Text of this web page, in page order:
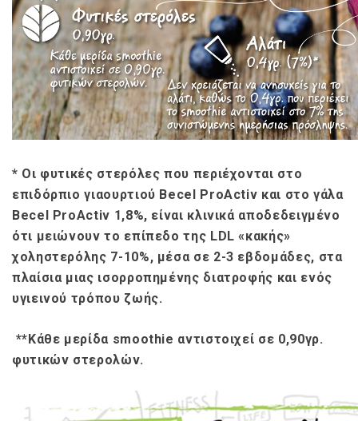
* Οι φυτικές στερόλες που περιέχονται στο
επιδόρπιο γιαουρτιού Becel ProActiv και στο γάλα
Becel ProActiv 1,8%, είναι κλινικά αποδεδειγμένο
ότι μειώνουν το επίπεδο της LDL «κακής»
χοληστερόλης 7-10%, μέσα σε 2-3 εβδομάδες, στα
πλαίσια μιας ισορροπημένης διατροφής και ενός
υγιεινού τρόπου ζωής.
**Κάθε μερίδα smoothie αντιστοιχεί σε 0,90γρ.
φυτικών στερολών.